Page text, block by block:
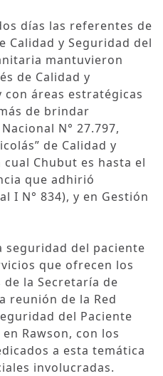
días las referentes de
Calidad y Seguridad del
mantuvieron
de Calidad y
con áreas estratégicas
de brindar
N° 27.797,
de Calidad y
Chubut es hasta el
que adhirió
I N° 834), y en Gestión
seguridad del paciente
que ofrecen los
la Secretaría de
reunión de la Red
del Paciente
Rawson, con los
a esta temática
involucradas.